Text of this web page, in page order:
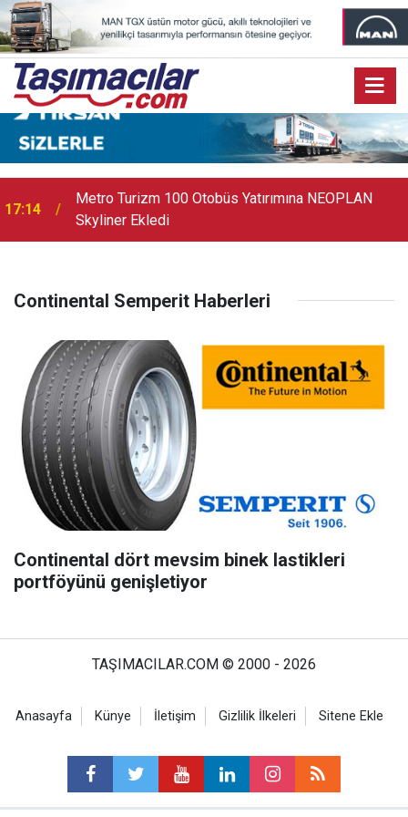
17:14
Metro Turizm 100 Otobüs Yatırımına NEOPLAN
Skyliner Ekledi
Continental Semperit Haberleri
Continental dört mevsim binek lastikleri
portföyünü genişletiyor
TAŞIMACILAR.COM © 2000 - 2026
Anasayfa Künye İletişim Gizlilik İlkeleri Sitene Ekle